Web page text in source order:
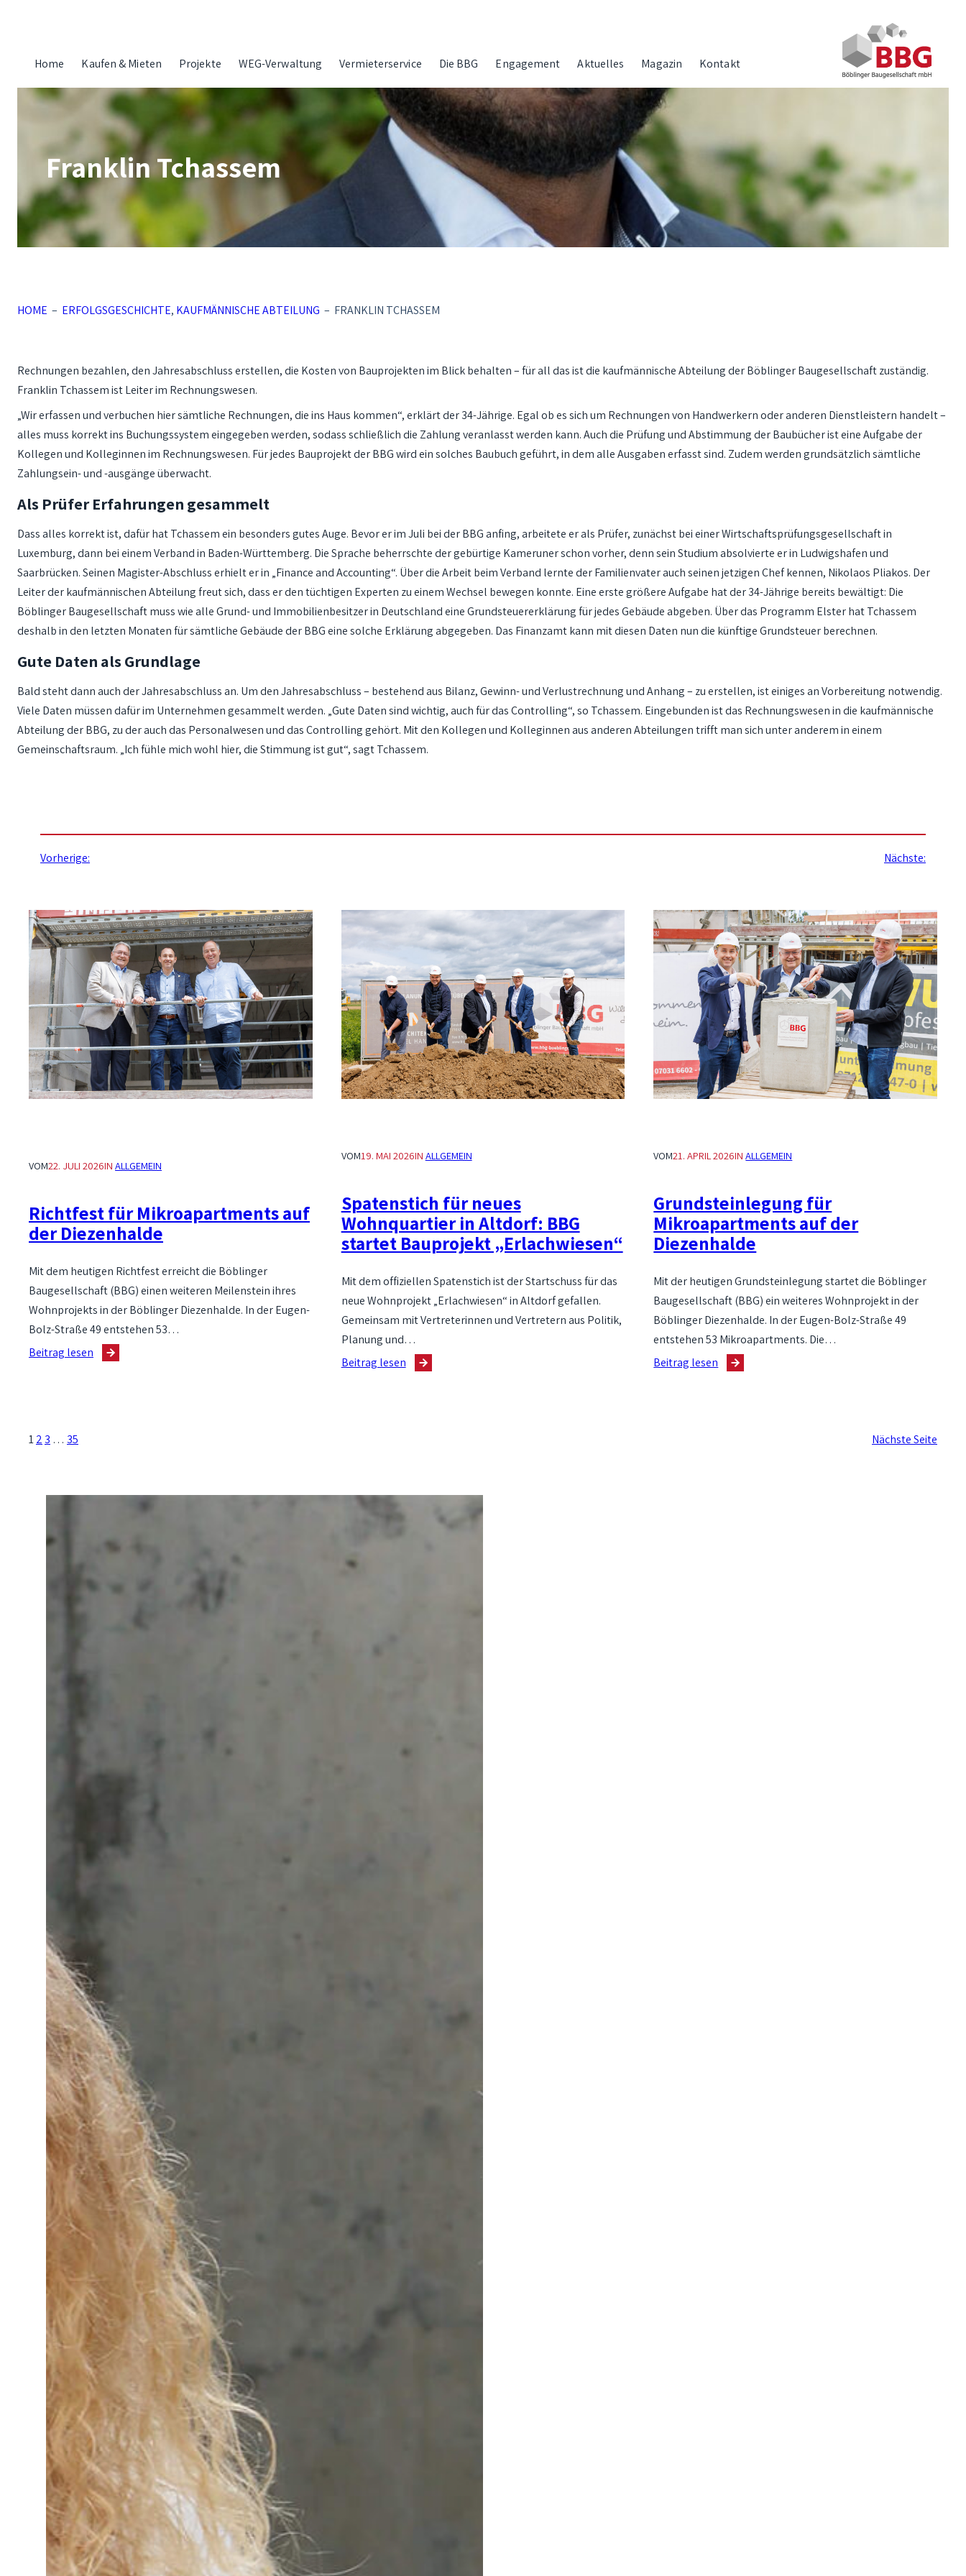
Home Kaufen & Mieten Projekte WEG-Verwaltung Vermieterservice Die BBG Engagement Aktuelles Magazin Kontakt
Franklin Tchassem
HOME – ERFOLGSGESCHICHTE, KAUFMÄNNISCHE ABTEILUNG – FRANKLIN TCHASSEM
Rechnungen bezahlen, den Jahresabschluss erstellen, die Kosten von Bauprojekten im Blick behalten – für all das ist die kaufmännische Abteilung der Böblinger Baugesellschaft zuständig.
Franklin Tchassem ist Leiter im Rechnungswesen.
„Wir erfassen und verbuchen hier sämtliche Rechnungen, die ins Haus kommen“, erklärt der 34-Jährige. Egal ob es sich um Rechnungen von Handwerkern oder anderen Dienstleistern handelt –
alles muss korrekt ins Buchungssystem eingegeben werden, sodass schließlich die Zahlung veranlasst werden kann. Auch die Prüfung und Abstimmung der Baubücher ist eine Aufgabe der
Kollegen und Kolleginnen im Rechnungswesen. Für jedes Bauprojekt der BBG wird ein solches Baubuch geführt, in dem alle Ausgaben erfasst sind. Zudem werden grundsätzlich sämtliche
Zahlungsein- und -ausgänge überwacht.
Als Prüfer Erfahrungen gesammelt
Dass alles korrekt ist, dafür hat Tchassem ein besonders gutes Auge. Bevor er im Juli bei der BBG anfing, arbeitete er als Prüfer, zunächst bei einer Wirtschaftsprüfungsgesellschaft in
Luxemburg, dann bei einem Verband in Baden-Württemberg. Die Sprache beherrschte der gebürtige Kameruner schon vorher, denn sein Studium absolvierte er in Ludwigshafen und
Saarbrücken. Seinen Magister-Abschluss erhielt er in „Finance and Accounting“. Über die Arbeit beim Verband lernte der Familienvater auch seinen jetzigen Chef kennen, Nikolaos Pliakos. Der
Leiter der kaufmännischen Abteilung freut sich, dass er den tüchtigen Experten zu einem Wechsel bewegen konnte. Eine erste größere Aufgabe hat der 34-Jährige bereits bewältigt: Die
Böblinger Baugesellschaft muss wie alle Grund- und Immobilienbesitzer in Deutschland eine Grundsteuererklärung für jedes Gebäude abgeben. Über das Programm Elster hat Tchassem
deshalb in den letzten Monaten für sämtliche Gebäude der BBG eine solche Erklärung abgegeben. Das Finanzamt kann mit diesen Daten nun die künftige Grundsteuer berechnen.
Gute Daten als Grundlage
Bald steht dann auch der Jahresabschluss an. Um den Jahresabschluss – bestehend aus Bilanz, Gewinn- und Verlustrechnung und Anhang – zu erstellen, ist einiges an Vorbereitung notwendig.
Viele Daten müssen dafür im Unternehmen gesammelt werden. „Gute Daten sind wichtig, auch für das Controlling“, so Tchassem. Eingebunden ist das Rechnungswesen in die kaufmännische
Abteilung der BBG, zu der auch das Personalwesen und das Controlling gehört. Mit den Kollegen und Kolleginnen aus anderen Abteilungen trifft man sich unter anderem in einem
Gemeinschaftsraum. „Ich fühle mich wohl hier, die Stimmung ist gut“, sagt Tchassem.
Vorherige: Nächste:
VOM22. JULI 2026IN ALLGEMEIN
Richtfest für Mikroapartments auf
der Diezenhalde
Mit dem heutigen Richtfest erreicht die Böblinger
Baugesellschaft (BBG) einen weiteren Meilenstein ihres
Wohnprojekts in der Böblinger Diezenhalde. In der Eugen-
Bolz-Straße 49 entstehen 53…
Beitrag lesen
VOM19. MAI 2026IN ALLGEMEIN
Spatenstich für neues
Wohnquartier in Altdorf: BBG
startet Bauprojekt „Erlachwiesen“
Mit dem offiziellen Spatenstich ist der Startschuss für das
neue Wohnprojekt „Erlachwiesen“ in Altdorf gefallen.
Gemeinsam mit Vertreterinnen und Vertretern aus Politik,
Planung und…
Beitrag lesen:
BBG
Bauprojekt
VOM21. APRIL 2026INALLGEMEIN
Grundsteinlegung für
Mikroapartments auf der
Diezenhalde
Mit der heutigen Grundsteinlegung startet die Böblinger
Baugesellschaft (BBG) ein weiteres Wohnprojekt in der
Böblinger Diezenhalde. In der Eugen-Bolz-Straße 49
entstehen 53 Mikroapartments. Die…
Beitrag lesen
1 2 3 … 35 Nächste Seite